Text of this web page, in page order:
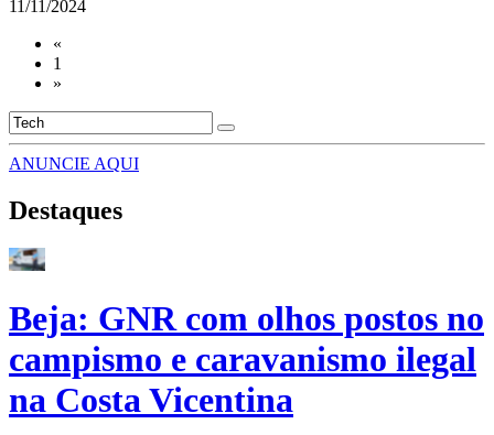
11/11/2024
«
1
»
ANUNCIE AQUI
Destaques
Beja: GNR com olhos postos no
campismo e caravanismo ilegal
na Costa Vicentina